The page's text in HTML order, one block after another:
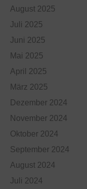
August 2025
Juli 2025
Juni 2025
Mai 2025
April 2025
März 2025
Dezember 2024
November 2024
Oktober 2024
September 2024
August 2024
Juli 2024